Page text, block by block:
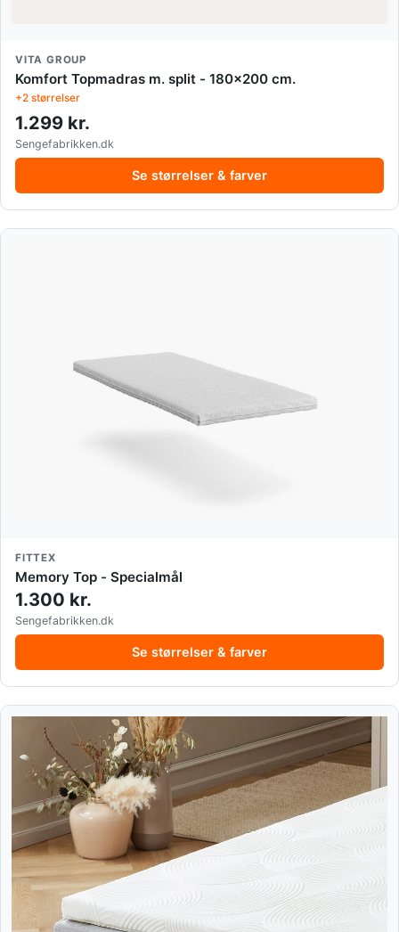
VITA GROUP
Komfort Topmadras m. split - 180x200 cm.
+2 størrelser
1.299 kr.
Sengefabrikken.dk
Se størrelser & farver
FITTEX
Memory Top - Specialmål
1.300 kr.
Sengefabrikken.dk
Se størrelser & farver